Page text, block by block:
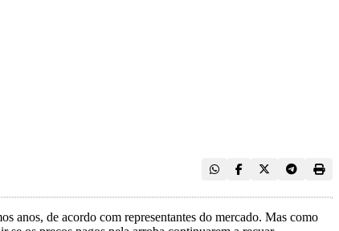
anos, de acordo com representantes do mercado. Mas como